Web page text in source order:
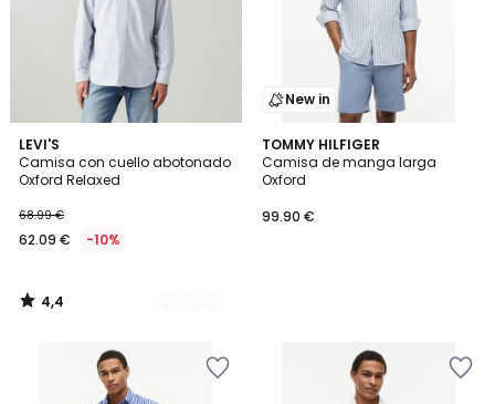
LEVI'S
Camisa con cuello abotonado
Oxford Relaxed
68.99 €
62.09 € -10%
4,4
/ 5
8
Colores
4,4
/
New in
TOMMY HILFIGER
Camisa de manga larga
Oxford
99.90 €